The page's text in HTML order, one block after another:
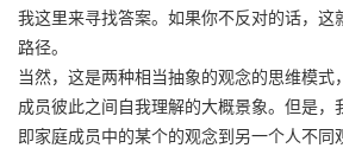
我这里来寻找答案。如果你不反对的话，这
路径。
当然，这是两种相当抽象的观念的思维模
成员彼此之间自我理解的大概景象。但是，
即家庭成员中的某个的观念到另一个人不同